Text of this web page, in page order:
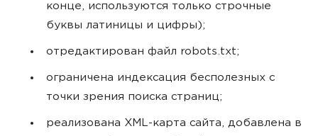
конце, используются только строчные
буквы латиницы и цифры);
отредактирован файл robots.txt;
ограничена индексация бесполезных с
точки зрения поиска страниц;
реализована XML-карта сайта, добавлена в